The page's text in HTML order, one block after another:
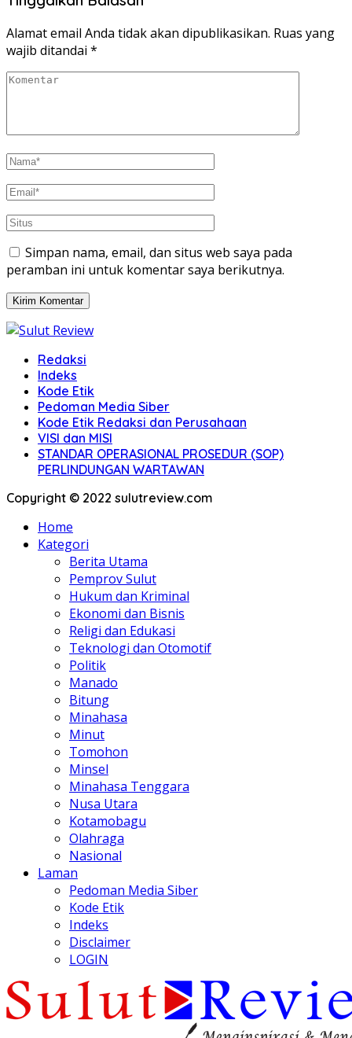
jendela
baru) baru)
Alamat email Anda tidak akan dipublikasikan. Ruas yang
wajib ditandai *
Simpan nama, email, dan situs web saya pada
peramban ini untuk komentar saya berikutnya.
Redaksi
Indeks
Kode Etik
Pedoman Media Siber
Kode Etik Redaksi dan Perusahaan
VISI dan MISI
STANDAR OPERASIONAL PROSEDUR (SOP)
PERLINDUNGAN WARTAWAN
Copyright © 2022 sulutreview.com
Home
Kategori
Berita Utama
Pemprov Sulut
Hukum dan Kriminal
Ekonomi dan Bisnis
Religi dan Edukasi
Teknologi dan Otomotif
Politik
Manado
Bitung
Minahasa
Minut
Tomohon
Minsel
Minahasa Tenggara
Nusa Utara
Kotamobagu
Olahraga
Nasional
Laman
Pedoman Media Siber
Kode Etik
Indeks
Disclaimer
LOGIN